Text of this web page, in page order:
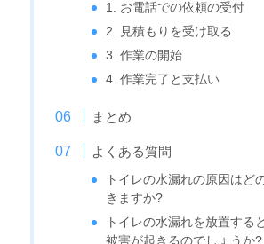
1. お電話での依頼の受付
2. 見積もりを受け取る
3. 作業の開始
4. 作業完了と支払い
まとめ
よくある質問
トイレの水漏れの原因はど
きますか?
トイレの水漏れを放置する
被害が起きるのでしょうか?